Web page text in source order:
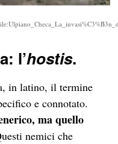
l’hostis.
in latino, il termine
e connotato.
ma quello
nemici che